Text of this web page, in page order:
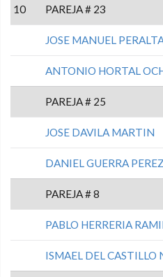
10 PAREJA # 23
JOSE MANUEL
ANTONIO HORTAL
PAREJA # 25
JOSE DAVILA MARTIN
DANIEL GUERRA PEREZ
PAREJA # 8
PABLO HERRERIA
ISMAEL DEL CASTILLO